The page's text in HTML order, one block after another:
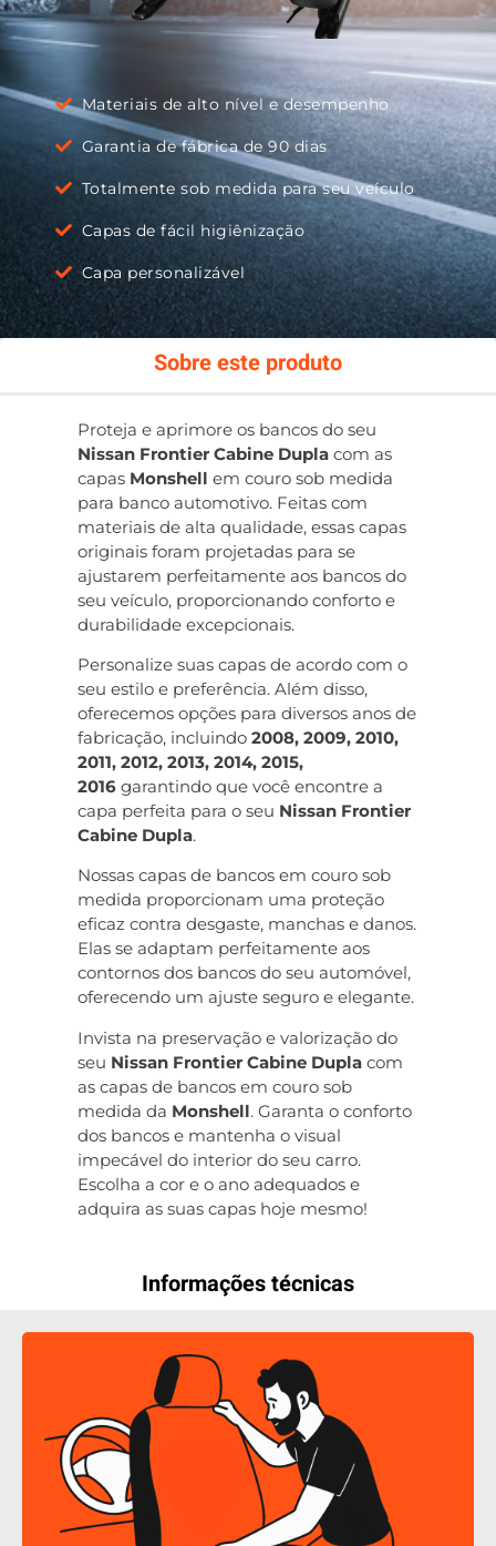
Materiais de alto nível e desempenho
Garantia de fábrica de 90 dias
Totalmente sob medida para seu veículo
Capas de fácil higiênização
Capa personalizável
Sobre este produto
Informações técnicas
Proteja e aprimore os bancos do seu
Nissan Frontier Cabine Dupla com as
capas Monshell em couro sob medida
para banco automotivo. Feitas com
materiais de alta qualidade, essas capas
originais foram projetadas para se
ajustarem perfeitamente aos bancos do
seu veículo, proporcionando conforto e
durabilidade excepcionais.
Personalize suas capas de acordo com o
seu estilo e preferência. Além disso,
oferecemos opções para diversos anos de
fabricação, incluindo 2008, 2009, 2010,
2011, 2012, 2013, 2014, 2015,
2016 garantindo que você encontre a
capa perfeita para o seu Nissan Frontier
Cabine Dupla.
Nossas capas de bancos em couro sob
medida proporcionam uma proteção
eficaz contra desgaste, manchas e danos.
Elas se adaptam perfeitamente aos
contornos dos bancos do seu automóvel,
oferecendo um ajuste seguro e elegante.
Invista na preservação e valorização do
seu Nissan Frontier Cabine Dupla com
as capas de bancos em couro sob
medida da Monshell. Garanta o conforto
dos bancos e mantenha o visual
impecável do interior do seu carro.
Escolha a cor e o ano adequados e
adquira as suas capas hoje mesmo!